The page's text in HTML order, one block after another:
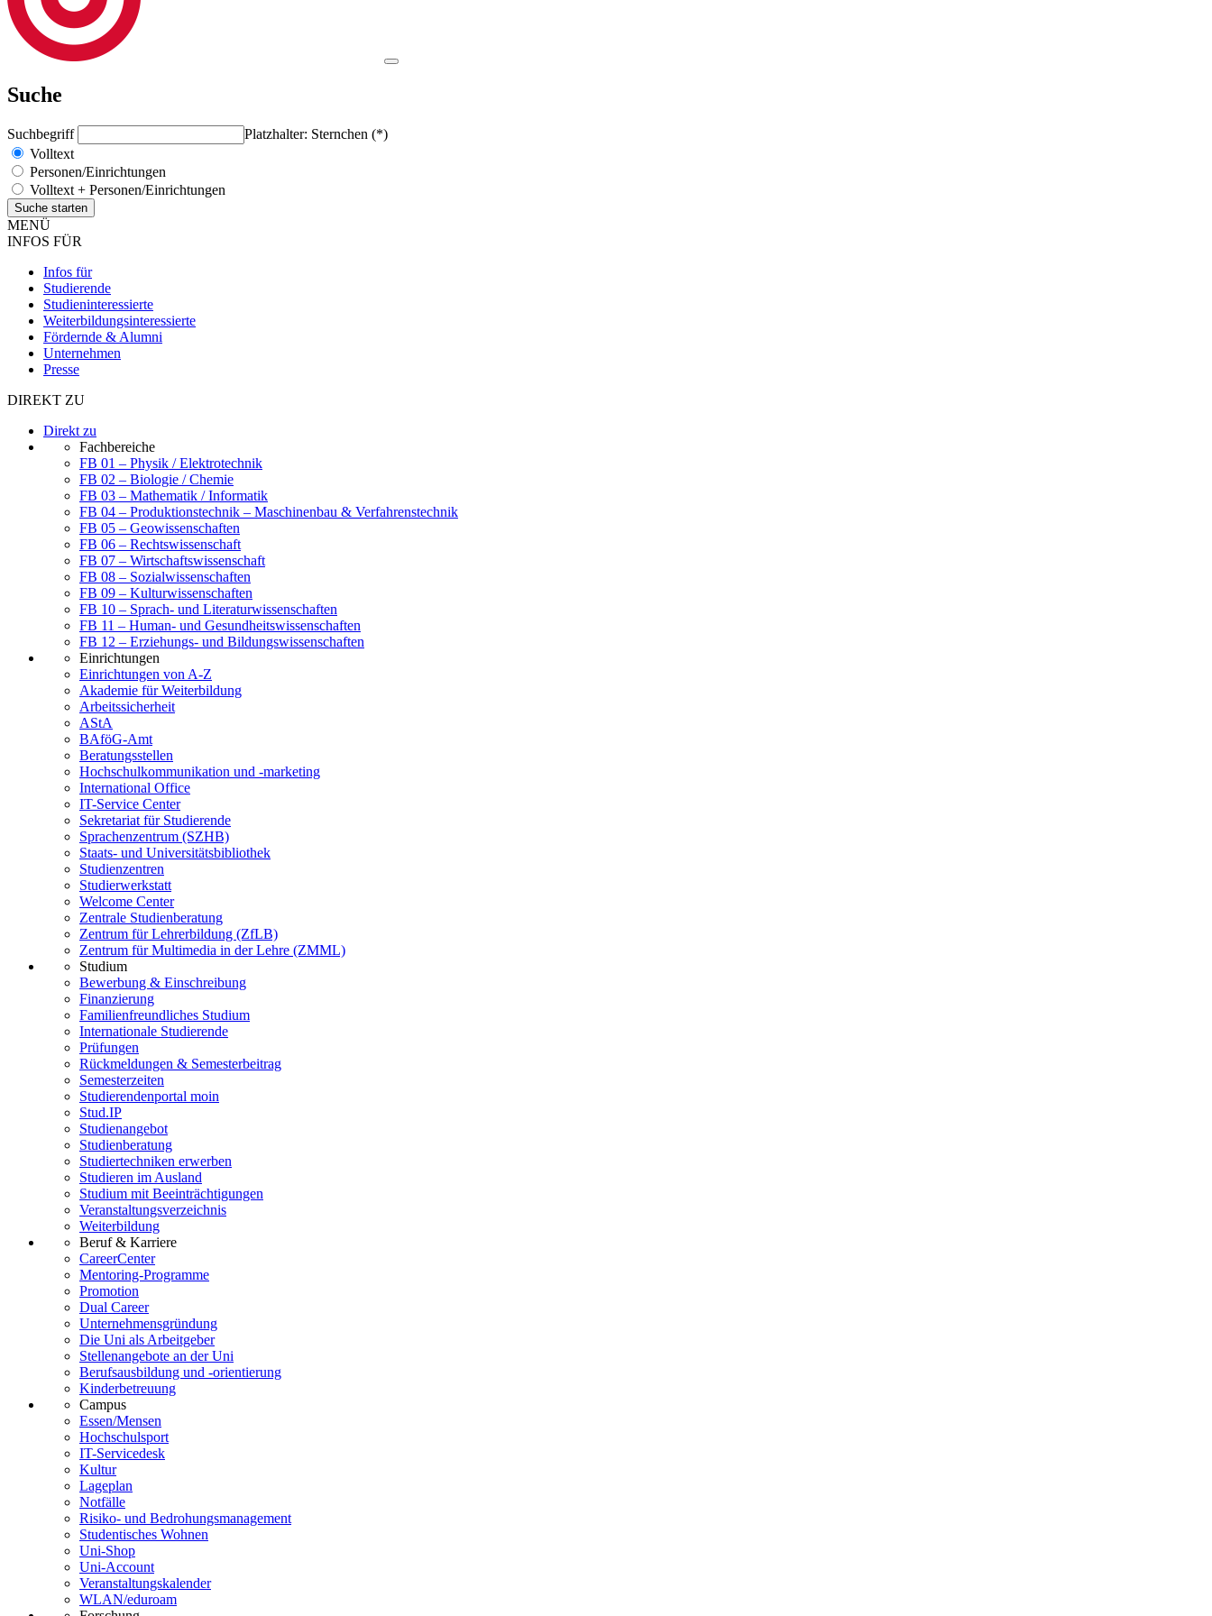
Suche
Suchbegriff
Platzhalter: Sternchen (*)
Volltext
Personen/Einrichtungen
Volltext + Personen/Einrichtungen
MENÜ
INFOS FÜR
Infos für
Studierende
Studieninteressierte
Weiterbildungsinteressierte
Fördernde & Alumni
Unternehmen
Presse
DIREKT ZU
Direkt zu
Fachbereiche
FB 01 – Physik / Elektrotechnik
FB 02 – Biologie / Chemie
FB 03 – Mathematik / Informatik
FB 04 – Produktionstechnik – Maschinenbau & Verfahrenstechnik
FB 05 – Geowissenschaften
FB 06 – Rechtswissenschaft
FB 07 – Wirtschaftswissenschaft
FB 08 – Sozialwissenschaften
FB 09 – Kulturwissenschaften
FB 10 – Sprach- und Literaturwissenschaften
FB 11 – Human- und Gesundheitswissenschaften
FB 12 – Erziehungs- und Bildungswissenschaften
Einrichtungen
Einrichtungen von A-Z
Akademie für Weiterbildung
Arbeitssicherheit
AStA
BAföG-Amt
Beratungsstellen
Hochschulkommunikation und -marketing
International Office
IT-Service Center
Sekretariat für Studierende
Sprachenzentrum (SZHB)
Staats- und Universitätsbibliothek
Studienzentren
Studierwerkstatt
Welcome Center
Zentrale Studienberatung
Zentrum für Lehrerbildung (ZfLB)
Zentrum für Multimedia in der Lehre (ZMML)
Studium
Bewerbung & Einschreibung
Finanzierung
Familienfreundliches Studium
Internationale Studierende
Prüfungen
Rückmeldungen & Semesterbeitrag
Semesterzeiten
Studierendenportal moin
Stud.IP
Studienangebot
Studienberatung
Studiertechniken erwerben
Studieren im Ausland
Studium mit Beeinträchtigungen
Veranstaltungsverzeichnis
Weiterbildung
Beruf & Karriere
CareerCenter
Mentoring-Programme
Promotion
Dual Career
Unternehmensgründung
Die Uni als Arbeitgeber
Stellenangebote an der Uni
Berufsausbildung und -orientierung
Kinderbetreuung
Campus
Essen/Mensen
Hochschulsport
IT-Servicedesk
Kultur
Lageplan
Notfälle
Risiko- und Bedrohungsmanagement
Studentisches Wohnen
Uni-Shop
Uni-Account
Veranstaltungskalender
WLAN/eduroam